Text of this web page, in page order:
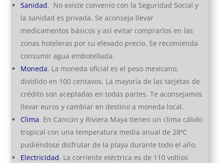
Sanidad. No existe convenio con la Seguridad Social y
la sanidad es privada. Se aconseja llevar
medicamentos básicos y así evitar comprarlos en las
zonas hoteleras por su elevado precio. Se recomienda
consumir agua embotellada.
Moneda. La moneda oficial es el peso mexicano,
dividido en 100 centavos. La mayoría de las tarjetas de
crédito son aceptadas en todas partes. Te aconsejamos
llevar euros y cambiar en destino a moneda local.
Clima. En Cancún y Riviera Maya tienen un clima cálido
tropical con una temperatura media anual de 28ºC
pudiéndose disfrutar de la playa durante todo el año.
Electricidad. La corriente eléctrica es de 110 voltios